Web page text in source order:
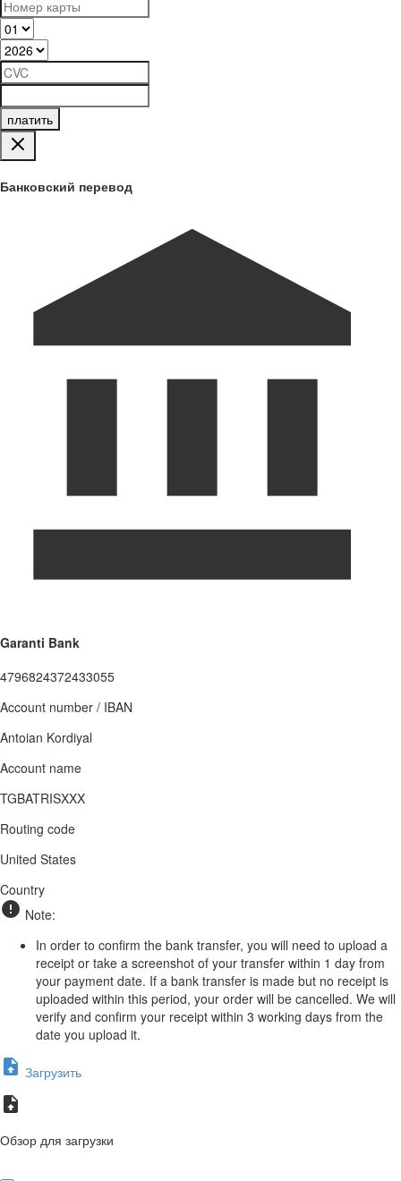
платить
Банковский перевод
Garanti Bank
4796824372433055
Account number / IBAN
Antoian Kordiyal
Account name
TGBATRISXXX
Routing code
United States
Country
Note:
In order to confirm the bank transfer, you will need to upload a
receipt or take a screenshot of your transfer within 1 day from
your payment date. If a bank transfer is made but no receipt is
uploaded within this period, your order will be cancelled. We will
verify and confirm your receipt within 3 working days from the
date you upload it.
Загрузить
Обзор для загрузки